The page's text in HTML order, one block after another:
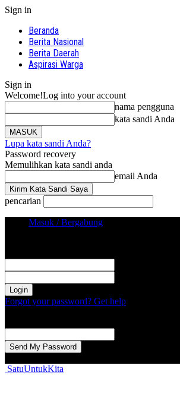
Sign in
Beranda
Berita Nasional
Berita Daerah
Aspirasi Warga
Sign in
Welcome!Log into your account
nama pengguna
kata sandi Anda
Lupa kata sandi Anda?
Password recovery
Memulihkan kata sandi anda
email Anda
pencarian
Masuk / Bergabung
Forgot your password? Get help
SatuUntukKita